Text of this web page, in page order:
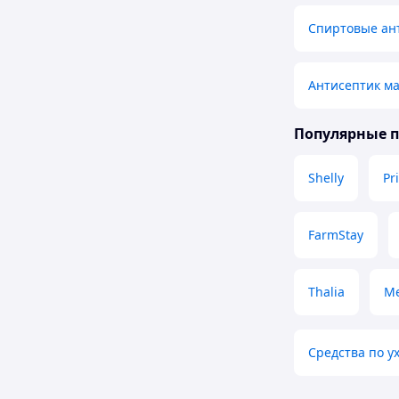
Спиртовые
Антисептик
Популярные
Shelly
FarmStay
Thalia
Средства по